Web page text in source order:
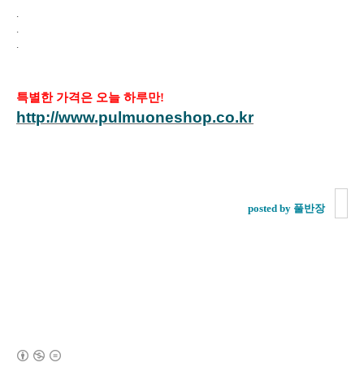
특별한 가격은 오늘 하루만!
http://www.pulmuoneshop.co.kr
posted by 풀반장